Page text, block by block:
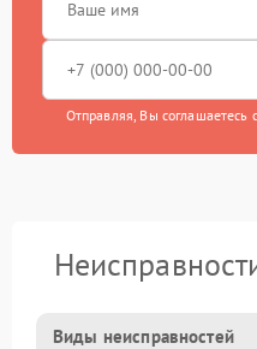
Отправляя, Вы соглашаетесь с
Виды неисправностей